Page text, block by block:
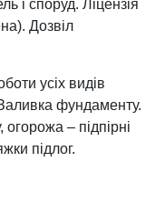
і споруд. Ліцензія
Дозвіл
усіх видів
фундаменту.
– підпірні
підлог.